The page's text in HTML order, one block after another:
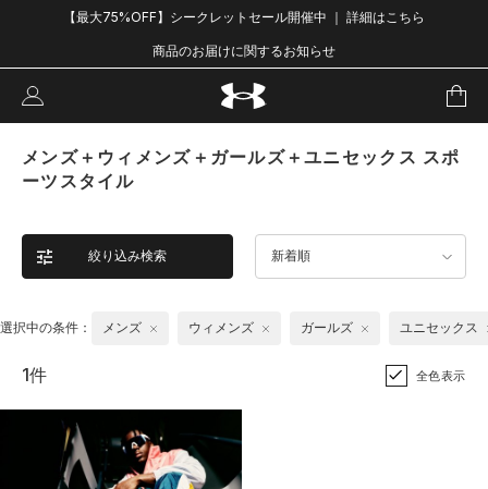
【最大75%OFF】シークレットセール開催中 ｜ 詳細はこちら
商品のお届けに関するお知らせ
メンズ＋ウィメンズ＋ガールズ＋ユニセックス スポ
ーツスタイル
絞り込み検索 新着順
選択中の条件： メンズ ウィメンズ ガールズ ユニセックス
1件 全色表示